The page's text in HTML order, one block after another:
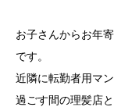
お子さんからお年
です。
近隣に転勤者用マ
過ごす間の理髪店